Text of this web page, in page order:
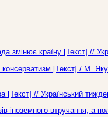
змінює країну [Текст]
консерватизм [Текст] /
[Текст] // Український
іноземного втручання, а